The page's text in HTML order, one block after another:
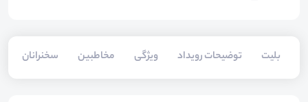
بلیت‌ توضیحات رویداد ویژگی مخاطبین سخنرانان